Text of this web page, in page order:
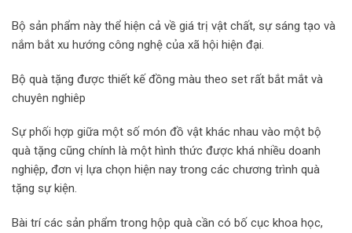
Bộ sản phẩm này thể hiện cả về giá trị vật chất, sự sáng tạo và
nắm bắt xu hướng công nghệ của xã hội hiện đại.
Bộ quà tặng được thiết kế đồng màu theo set rất bắt mắt và
chuyên nghiêp
Sự phối hợp giữa một số món đồ vật khác nhau vào một bộ
quà tặng cũng chính là một hình thức được khá nhiều doanh
nghiệp, đơn vị lựa chọn hiện nay trong các chương trình quà
tặng sự kiện.
Bài trí các sản phẩm trong hộp quà cần có bố cục khoa học,